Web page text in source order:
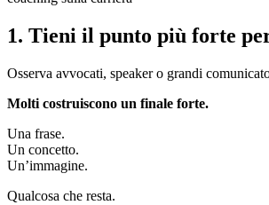
1. Tieni il punto più forte
Osserva avvocati, speaker o grandi
Molti costruiscono un finale forte.
Una frase.
Un concetto.
Un’immagine.
Qualcosa che resta.